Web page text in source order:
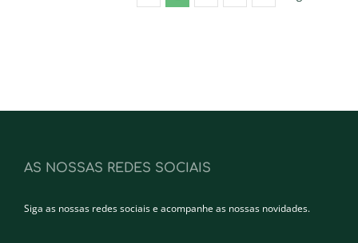
AS NOSSAS REDES SOCIAIS
Siga as nossas redes sociais e acompanhe as nossas novidades.